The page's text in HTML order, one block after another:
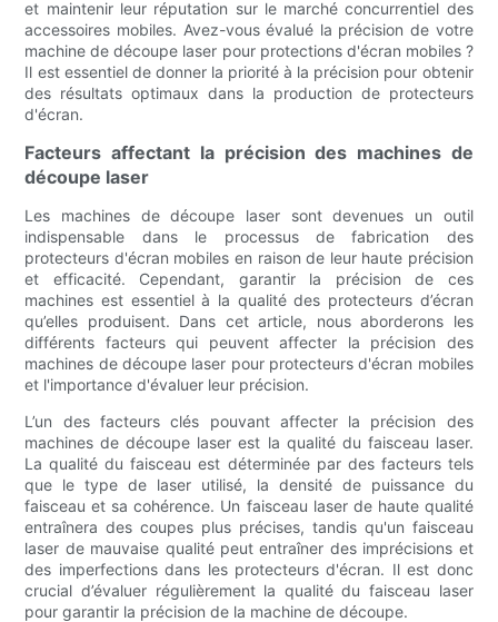
et maintenir leur réputation sur le marché concurrentiel des
accessoires mobiles. Avez-vous évalué la précision de votre
machine de découpe laser pour protections d'écran mobiles ?
Il est essentiel de donner la priorité à la précision pour obtenir
des résultats optimaux dans la production de protecteurs
d'écran.
Facteurs affectant la précision des machines de
découpe laser
Les machines de découpe laser sont devenues un outil
indispensable dans le processus de fabrication des
protecteurs d'écran mobiles en raison de leur haute précision
et efficacité. Cependant, garantir la précision de ces
machines est essentiel à la qualité des protecteurs d’écran
qu’elles produisent. Dans cet article, nous aborderons les
différents facteurs qui peuvent affecter la précision des
machines de découpe laser pour protecteurs d'écran mobiles
et l'importance d'évaluer leur précision.
L’un des facteurs clés pouvant affecter la précision des
machines de découpe laser est la qualité du faisceau laser.
La qualité du faisceau est déterminée par des facteurs tels
que le type de laser utilisé, la densité de puissance du
faisceau et sa cohérence. Un faisceau laser de haute qualité
entraînera des coupes plus précises, tandis qu'un faisceau
laser de mauvaise qualité peut entraîner des imprécisions et
des imperfections dans les protecteurs d'écran. Il est donc
crucial d’évaluer régulièrement la qualité du faisceau laser
pour garantir la précision de la machine de découpe.